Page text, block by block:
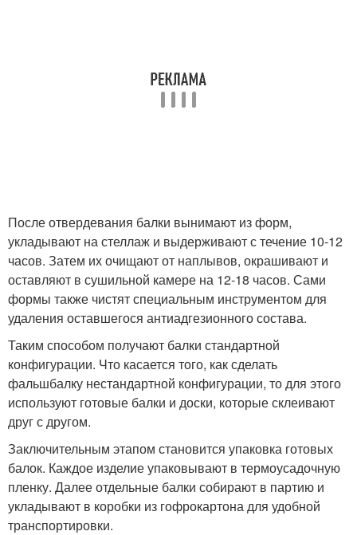
После отвердевания балки вынимают из форм,
укладывают на стеллаж и выдерживают с течение 10-12
часов. Затем их очищают от наплывов, окрашивают и
оставляют в сушильной камере на 12-18 часов. Сами
формы также чистят специальным инструментом для
удаления оставшегося антиадгезионного состава.
Таким способом получают балки стандартной
конфигурации. Что касается того, как сделать
фальшбалку нестандартной конфигурации, то для этого
используют готовые балки и доски, которые склеивают
друг с другом.
Заключительным этапом становится упаковка готовых
балок. Каждое изделие упаковывают в термоусадочную
пленку. Далее отдельные балки собирают в партию и
укладывают в коробки из гофрокартона для удобной
транспортировки.